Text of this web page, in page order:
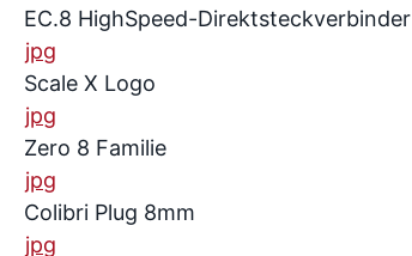
EC.8 HighSpeed-Direktsteckverbinder
jpg
Scale X Logo
jpg
Zero 8 Familie
jpg
Colibri Plug 8mm
jpg